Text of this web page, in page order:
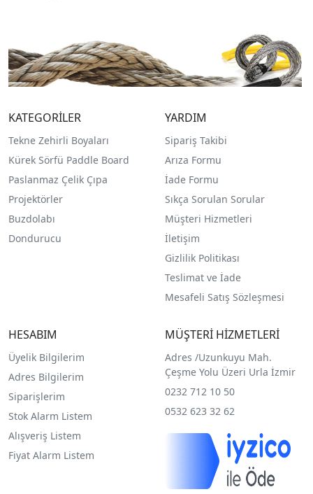
KATEGORİLER
Tekne Zehirli Boyaları
Kürek Sörfü Paddle Board
Paslanmaz Çelik Çıpa
Projektörler
Buzdolabı
Dondurucu
YARDIM
Sipariş Takibi
Arıza Formu
İade Formu
Sıkça Sorulan Sorular
Müşteri Hizmetleri
İletişim
Gizlilik Politikası
Teslimat ve İade
Mesafeli Satış Sözleşmesi
HESABIM
Üyelik Bilgilerim
Adres Bilgilerim
Siparişlerim
Stok Alarm Listem
Alışveriş Listem
Fiyat Alarm Listem
MÜŞTERİ HİZMETLERİ
Adres /Uzunkuyu Mah.
Çeşme Yolu Üzeri Urla İzmir
0232 712 10 50
0532 623 32 62